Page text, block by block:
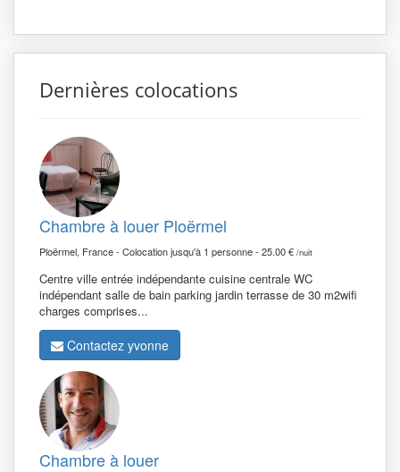
Dernières colocations
Chambre à louer Ploërmel
Ploërmel, France - Colocation jusqu'à 1 personne - 25.00 € /nuit
Centre ville entrée indépendante cuisine centrale WC
indépendant salle de bain parking jardin terrasse de 30 m2wifi
charges comprises...
Contactez yvonne
Chambre à louer